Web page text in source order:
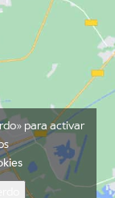
para activar